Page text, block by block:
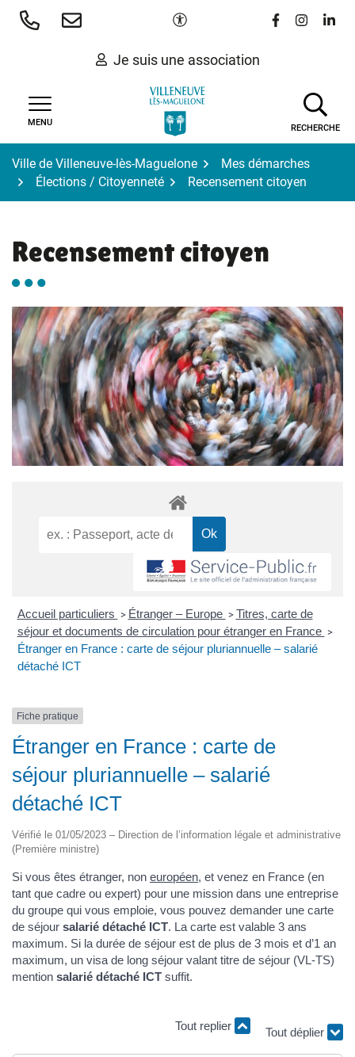
Aller
Paramètres d'accessibilité
Lien vers le
Lien vers
Lien
Je suis une association
MENU
RECHERCHE
Ville de Villeneuve-lès-Maguelone
Mes démarches
Élections / Citoyenneté
Recensement citoyen
Recensement citoyen
Accueil particuliers > Étranger – Europe > Titres, carte de
séjour et documents de circulation pour étranger en France >
Étranger en France : carte de séjour pluriannuelle – salarié
détaché ICT
Fiche pratique
Étranger en France : carte de
séjour pluriannuelle – salarié
détaché ICT
Vérifié le 01/05/2023 – Direction de l’information légale et administrative
(Première ministre)
Si vous êtes étranger, non européen, et venez en France (en
tant que cadre ou expert) pour une mission dans une entreprise
du groupe qui vous emploie, vous pouvez demander une carte
de séjour salarié détaché ICT. La carte est valable 3 ans
maximum. Si la durée de séjour est de plus de 3 mois et d’1 an
maximum, un visa de long séjour valant titre de séjour (VL-TS)
mention salarié détaché ICT suffit.
Tout replier
Tout déplier